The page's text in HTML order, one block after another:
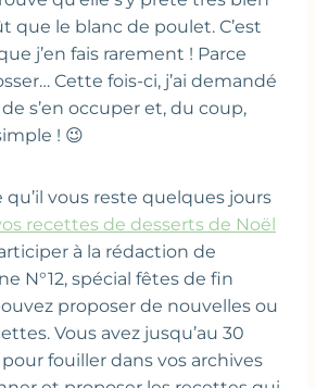
que le blanc de poulet. C’est
j’en fais rarement ! Parce
Cette fois-ci, j’ai demandé
s’en occuper et, du coup,
! 😉
qu’il vous reste quelques jours
recettes de desserts de Noël
à la rédaction de
N°12, spécial fêtes de fin
proposer de nouvelles ou
Vous avez jusqu’au 30
fouiller dans vos archives